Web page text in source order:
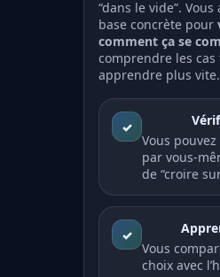
“dans le vide”. Vous
base concrète pour
comment ça se
comprendre les
apprendre plus vite.
✓
Vous
par vous-
de “croire
✓
Vous
choix avec